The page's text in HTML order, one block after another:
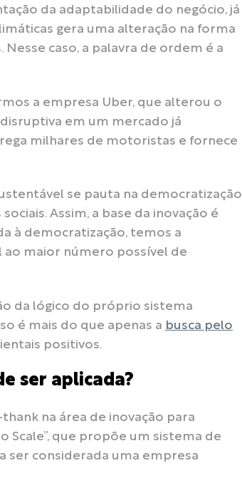
da adaptabilidade do negócio, já
gera uma alteração na forma
caso, a palavra de ordem é a
a empresa Uber, que alterou o
em um mercado já
milhares de motoristas e fornece
se pauta na democratização
Assim, a base da inovação é
à democratização, temos a
ao maior número possível de
da lógico do próprio sistema
é mais do que apenas a busca pelo
positivos.
ser aplicada?
na área de inovação para
Scale”, que propõe um sistema de
ser considerada uma empresa